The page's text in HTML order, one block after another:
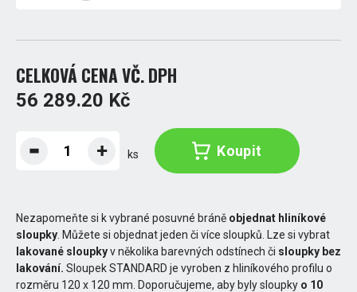
CELKOVÁ CENA VČ. DPH
56 289.20 Kč
ks Koupit
Nezapomeňte si k vybrané posuvné bráně objednat hliníkové
sloupky . Můžete si objednat jeden či více sloupků. Lze si vybrat
lakované sloupkyv několika barevných odstínech či sloupky bez
lakování. Sloupek STANDARD je vyroben z hliníkového profilu o
rozměru 120 x 120 mm. Doporučujeme, aby byly sloupky o 10